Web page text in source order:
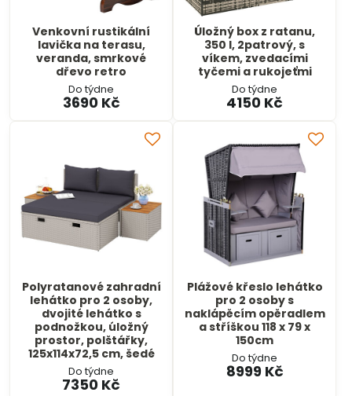
Venkovní rustikální
lavička na terasu,
veranda, smrkové
dřevo retro
Do týdne
3690 Kč
Úložný box z ratanu,
350 l, 2patrový, s
víkem, zvedacími
tyčemi a rukojeťmi
Do týdne
4150 Kč
Polyratanové zahradní
lehátko pro 2 osoby,
dvojité lehátko s
podnožkou, úložný
prostor, polštářky,
125x114x72,5 cm, šedé
Do týdne
7350 Kč
Plážové křeslo lehátko
pro 2 osoby s
naklápěcím opěradlem
a stříškou 118 x 79 x
150cm
Do týdne
8999 Kč